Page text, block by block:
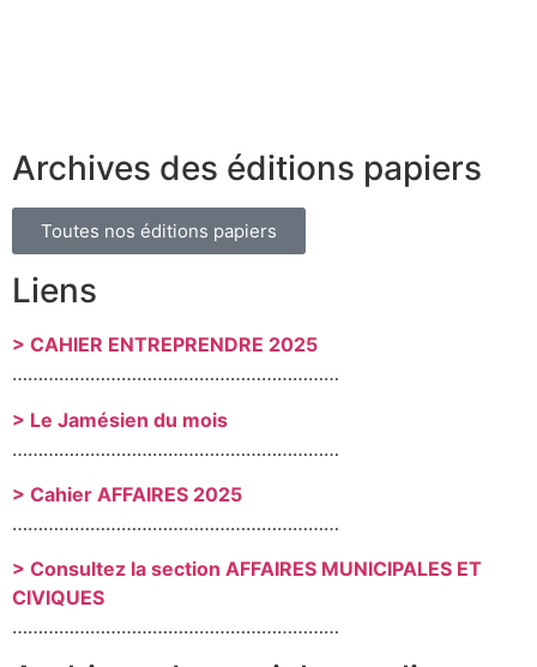
Archives des éditions papiers
Toutes nos éditions papiers
Liens
> CAHIER ENTREPRENDRE 2025
………………………………………………………
> Le Jamésien du mois
………………………………………………………
> Cahier AFFAIRES 2025
………………………………………………………
> Consultez la section AFFAIRES MUNICIPALES ET
CIVIQUES
………………………………………………………